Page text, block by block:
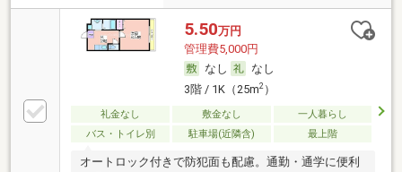
5.50万円
管理費5,000円
なし
なし
3階 / 1K（25m2）
礼金なし 敷金なし
一人暮らし
バス・トイレ別
駐車場(近隣含) 最上階
オートロック付きで防犯面も配慮。通勤・通学に便利